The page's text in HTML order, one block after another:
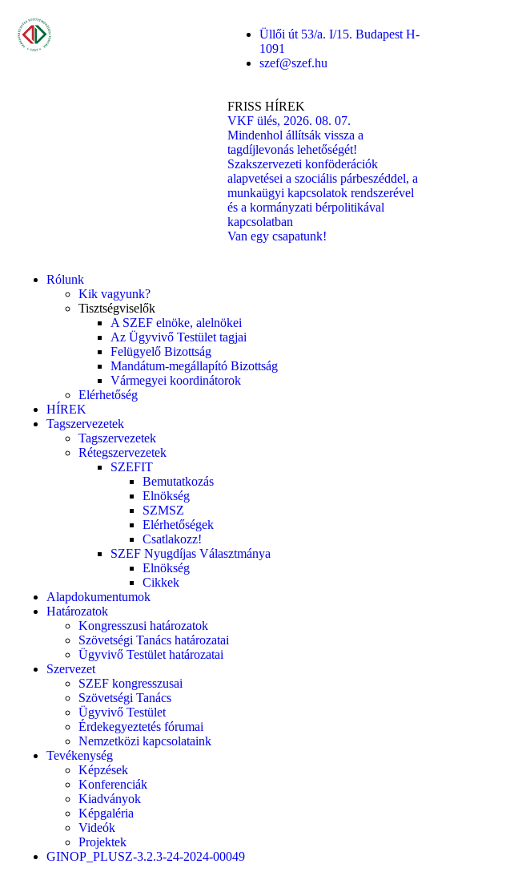
Üllői út 53/a. I/15. Budapest H-
1091
szef@szef.hu
FRISS HÍREK
VKF ülés, 2026. 08. 07.
Mindenhol állítsák vissza a
tagdíjlevonás lehetőségét!
Szakszervezeti konföderációk
alapvetései a szociális párbeszéddel, a
munkaügyi kapcsolatok rendszerével
és a kormányzati bérpolitikával
kapcsolatban
Van egy csapatunk!
Rólunk
Kik vagyunk?
Tisztségviselők
A SZEF elnöke, alelnökei
Az Ügyvivő Testület tagjai
Felügyelő Bizottság
Mandátum-megállapító Bizottság
Vármegyei koordinátorok
Elérhetőség
HÍREK
Tagszervezetek
Tagszervezetek
Rétegszervezetek
SZEFIT
Bemutatkozás
Elnökség
SZMSZ
Elérhetőségek
Csatlakozz!
SZEF Nyugdíjas Választmánya
Elnökség
Cikkek
Alapdokumentumok
Határozatok
Kongresszusi határozatok
Szövetségi Tanács határozatai
Ügyvivő Testület határozatai
Szervezet
SZEF kongresszusai
Szövetségi Tanács
Ügyvivő Testület
Érdekegyeztetés fórumai
Nemzetközi kapcsolataink
Tevékenység
Képzések
Konferenciák
Kiadványok
Képgaléria
Videók
Projektek
GINOP_PLUSZ-3.2.3-24-2024-00049